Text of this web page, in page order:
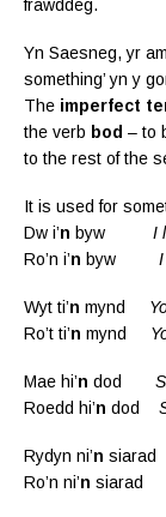
frawddeg.
Yn Saesneg, yr
something’ yn y
The imperfect
the verb bod – to
to the rest of the
It is used for
Dw i’n byw I
Ro’n i’n byw
Wyt ti’n mynd
Ro’t ti’n mynd
Mae hi’n dod
Roedd hi’n dod
Rydyn ni’n siarad
Ro’n ni’n siarad